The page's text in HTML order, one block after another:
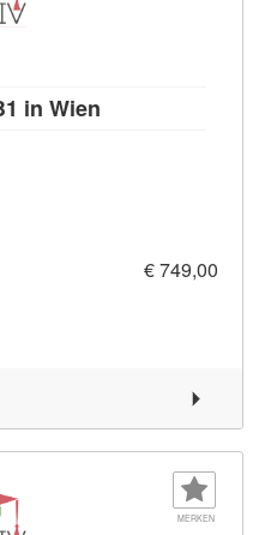
in Wien
€ 749,00
MERKEN